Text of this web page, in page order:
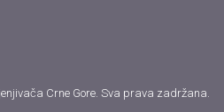
Crne Gore. Sva prava zadržana.